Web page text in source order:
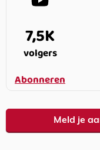
7,5K
volgers
Abonneren
Meld je